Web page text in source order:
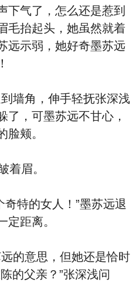
下气了，怎么还是惹到
毛抬起头，她虽然就着
远示弱，她好奇墨苏远
角，伸手轻抚张深浅
了，可墨苏远不甘心，
脸颊。
眉。
特的女人！”墨苏远退
定距离。
意思，但她还是恰时
的父亲？”张深浅问